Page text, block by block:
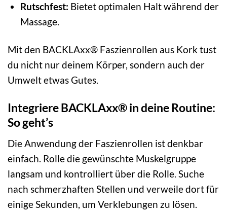
Rutschfest: Bietet optimalen Halt während der
Massage.
Mit den BACKLAxx® Faszienrollen aus Kork tust
du nicht nur deinem Körper, sondern auch der
Umwelt etwas Gutes.
Integriere BACKLAxx® in deine Routine:
So geht’s
Die Anwendung der Faszienrollen ist denkbar
einfach. Rolle die gewünschte Muskelgruppe
langsam und kontrolliert über die Rolle. Suche
nach schmerzhaften Stellen und verweile dort für
einige Sekunden, um Verklebungen zu lösen.